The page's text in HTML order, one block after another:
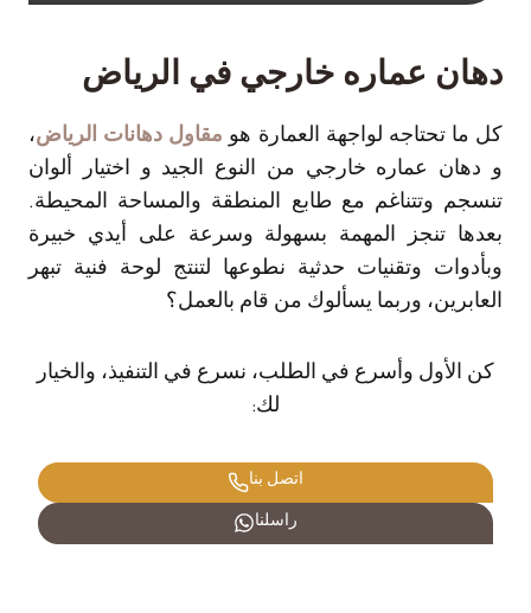
دهان عماره خارجي في الرياض
كل ما تحتاجه لواجهة العمارة هو مقاول دهانات الرياض،
و دهان عماره خارجي من النوع الجيد و اختيار ألوان
تنسجم وتتناغم مع طابع المنطقة والمساحة المحيطة.
بعدها تنجز المهمة بسهولة وسرعة على أيدي خبيرة
وبأدوات وتقنيات حدثية نطوعها لتنتج لوحة فنية تبهر
العابرين، وربما يسألوك من قام بالعمل؟
كن الأول وأسرع في الطلب، نسرع في التنفيذ، والخيار
لك:
اتصل بنا
راسلنا